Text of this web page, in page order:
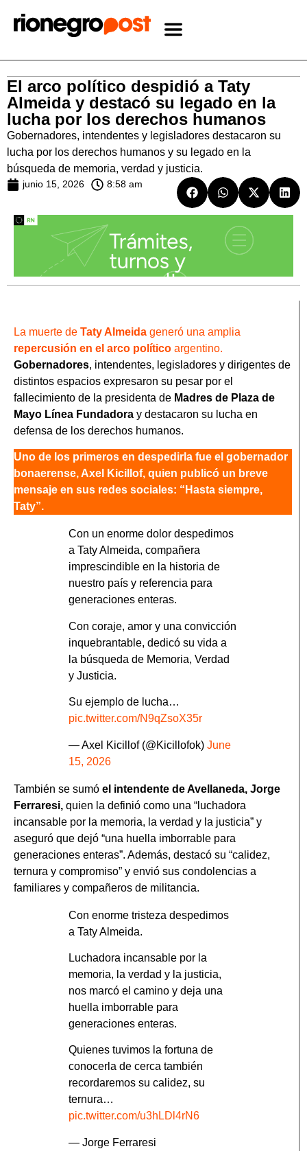
El arco político despidió a Taty
Almeida y destacó su legado en la
lucha por los derechos humanos
Gobernadores, intendentes y legisladores destacaron su
lucha por los derechos humanos y su legado en la
búsqueda de memoria, verdad y justicia.
junio 15, 2026 8:58 am
La muerte de Taty Almeida generó una amplia
repercusión en el arco político argentino.
Gobernadores, intendentes, legisladores y dirigentes de
distintos espacios expresaron su pesar por el
fallecimiento de la presidenta de Madres de Plaza de
Mayo Línea Fundadora y destacaron su lucha en
defensa de los derechos humanos.
Uno de los primeros en despedirla fue el gobernador
bonaerense, Axel Kicillof, quien publicó un breve
mensaje en sus redes sociales: “Hasta siempre,
Taty”.
Con un enorme dolor despedimos
a Taty Almeida, compañera
imprescindible en la historia de
nuestro país y referencia para
generaciones enteras.
Con coraje, amor y una convicción
inquebrantable, dedicó su vida a
la búsqueda de Memoria, Verdad
y Justicia.
Su ejemplo de lucha…
pic.twitter.com/N9qZsoX35r
— Axel Kicillof (@Kicillofok) June
15, 2026
También se sumó el intendente de Avellaneda, Jorge
Ferraresi, quien la definió como una “luchadora
incansable por la memoria, la verdad y la justicia” y
aseguró que dejó “una huella imborrable para
generaciones enteras”. Además, destacó su “calidez,
ternura y compromiso” y envió sus condolencias a
familiares y compañeros de militancia.
Con enorme tristeza despedimos
a Taty Almeida.
Luchadora incansable por la
memoria, la verdad y la justicia,
nos marcó el camino y deja una
huella imborrable para
generaciones enteras.
Quienes tuvimos la fortuna de
conocerla de cerca también
recordaremos su calidez, su
ternura…
pic.twitter.com/u3hLDl4rN6
— Jorge Ferraresi